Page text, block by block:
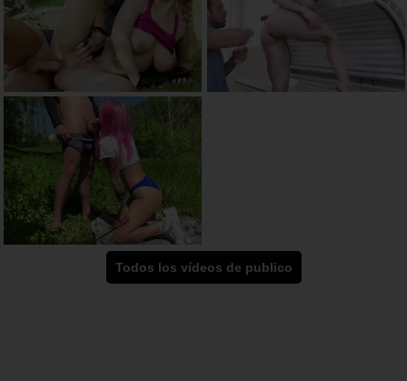
Todos los vídeos de publico